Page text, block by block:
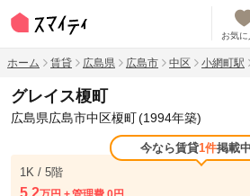
お気に
ホーム 賃貸 広島県 広島市 中区 小網町駅
グレイス榎町
広島県広島市中区榎町(1994年築)
今なら賃貸1件掲載
1K / 5階
5.2